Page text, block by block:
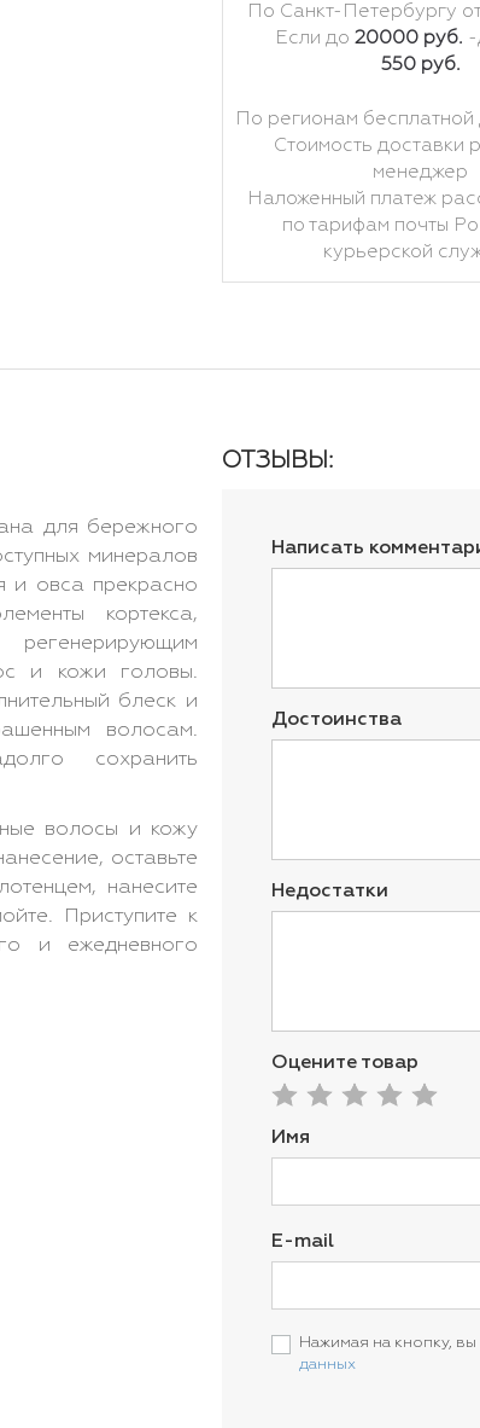
По Санкт-Петербургу
Если до20000 руб. -
550 руб.
По регионам бесплатной
Стоимость доставки
менеджер
Наложенный платеж
по тарифам почты
курьерской
для бережного
минералов
и овса прекрасно
кортекса,
и кожи головы.
блеск и
волосам.
сохранить
волосы и кожу
оставьте
нанесите
Приступите к
и ежедневного
ОТЗЫВЫ:
Написать
Достоинства
Недостатки
Оцените товар
Имя
E-mail
Нажимая на кнопку,
данных